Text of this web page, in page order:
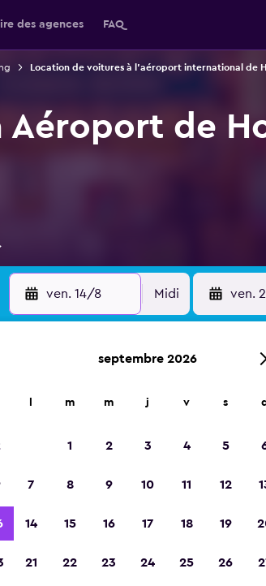
des agences FAQ
Location de voitures à l'aéroport international de
de
ven. 14/8 Midi ven.
de 70 000 endroits.
2023
septembre 2026
m m j v s d
1 2 3 4 5
7 8 9 10 11 12
14 15 16 17 18 19
21 22 23 24 25 26